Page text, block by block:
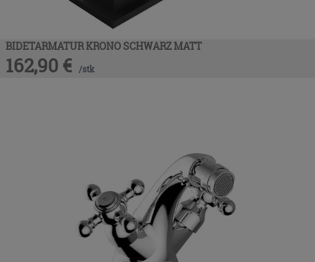
BIDETARMATUR KRONO SCHWARZ MATT
162,90 € /stk